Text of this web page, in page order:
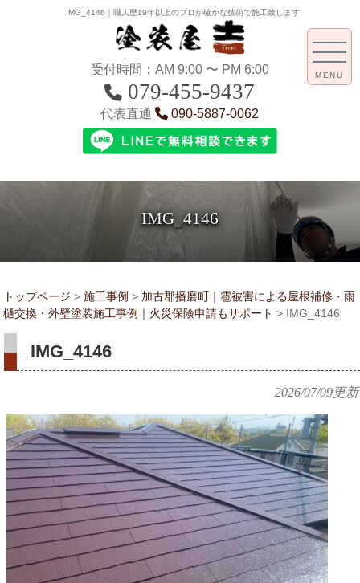
IMG_4146｜職人歴19年以上のプロが確かな技術で施工致します
受付時間：AM 9:00 〜 PM 6:00
079-455-9437
代表直通 090-5887-0062
IMG_4146
MENU
トップページ > 施工事例 > 加古郡播磨町｜雹被害による屋根補修・雨
樋交換・外壁塗装施工事例｜火災保険申請もサポート > IMG_4146
IMG_4146
2026/07/09更新